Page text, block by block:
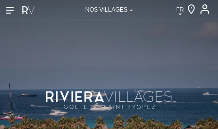
FR
IT
NOS VILLAGES